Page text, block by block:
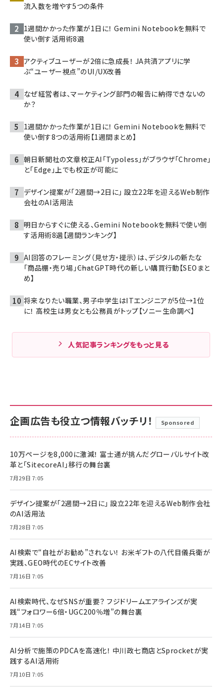
流入数を増やす5つの条件
1週間かかった作業が1日に！ Gemini Notebookを無料で
使い倒す活用術8選
アクティブユーザーが2倍に急成長！ JA共済アプリに学
ぶ“ユーザー視点”のUI/UX改善
なぜ経営者は、マーケティング部門の報告に納得できないの
か？
1週間かかった作業が1日に！ Gemini Notebookを無料で
使い倒す8つの活用術【1週間まとめ】
朝日新聞社の文章校正AI「Typoless」がブラウザ「Chrome」
と「Edge」上でも校正が可能に
デザイン提案が「2週間→2日に」 設立22年を迎えるWeb制作
会社のAI活用法
明日からすぐに使える、Gemini Notebookを無料で使い倒
す活用術8選【週間ランキング】
AI回答のフレーミング（見せ方・提示）は、デジタルの新たな
「商品棚・売り場」――ChatGPT時代の新しい購買行動【SEOまと
め】
将来なりたい職業、男子中学生はITエンジニアが5位→1位
に！ 高校生は男女とも公務員がトップ【ソニー生命調べ】
人気記事ランキングをもっと見る
企画広告も役立つ情報バッチリ！ Sponsored
10万ページを8,000に激減！ 富士通が挑んだグローバルサイト改
革と「SitecoreAI」移行の舞台裏
7月29日 7:05
デザイン提案が「2週間→2日に」 設立22年を迎えるWeb制作会社
のAI活用法
7月28日 7:05
AI検索で“自社がお勧め”されない！ お米ギフトの八代目儀兵衛が
実践、GEO時代のECサイト改善
7月16日 7:05
AI検索時代、なぜSNSが重要？ フジドリームエアラインズが実
践“フォロワー6倍・UGC200％増”の舞台裏
7月14日 7:05
AI分析で施策のPDCAを高速化！ 中川政七商店とSprocketが実
践するAI活用術
7月10日 7:05